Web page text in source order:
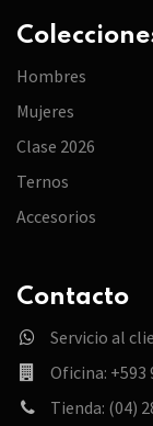
Hombres
Mujeres
Clase 2026
Ternos
Accesorios
Contacto
Servicio al
Oficina: +593
Tienda: (04)